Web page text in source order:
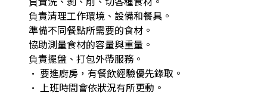
負責清理工作環境、設備和餐具。
準備不同餐點所需要的食材。
協助測量食材的容量與重量。
負責擺盤、打包外帶服務。
• 要進廚房，有餐飲經驗優先錄取。
• 上班時間會依狀況有所更動。